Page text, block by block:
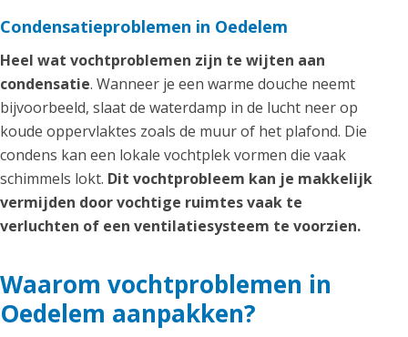
Condensatieproblemen in Oedelem
Heel wat vochtproblemen zijn te wijten aan
condensatie. Wanneer je een warme douche neemt
bijvoorbeeld, slaat de waterdamp in de lucht neer op
koude oppervlaktes zoals de muur of het plafond. Die
condens kan een lokale vochtplek vormen die vaak
schimmels lokt. Dit vochtprobleem kan je makkelijk
vermijden door vochtige ruimtes vaak te
verluchten of een ventilatiesysteem te voorzien.
Waarom vochtproblemen in
Oedelem aanpakken?